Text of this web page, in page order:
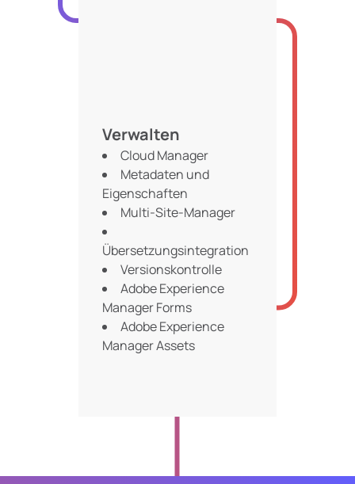
Verwalten
Cloud Manager
Metadaten und
Eigenschaften
Multi-Site-Manager
Übersetzungsintegration
Versionskontrolle
Adobe Experience
Manager Forms
Adobe Experience
Manager Assets